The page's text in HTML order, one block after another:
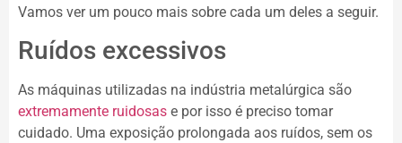
Vamos ver um pouco mais sobre cada um deles a seguir.
Ruídos excessivos
As máquinas utilizadas na indústria metalúrgica são
extremamente ruidosas e por isso é preciso tomar
cuidado. Uma exposição prolongada aos ruídos, sem os